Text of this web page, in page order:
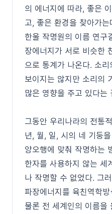
의 에너지에 따라, 좋은
고, 좋은 환경을 찾아가
한울 작명원의 이름 연구
장에너지가 서로 비슷한
으로 통계가 나온다. 소리
보이지는 않지만 소리의
많은 영향을 주고 있다는
그동안 우리나라의 전통
년, 월, 일, 시의 네 기둥
양오행에 맞춰 작명하는
한자를 사용하지 않는 세
나 작명할 수 없었다. 그
파장에너지를 육친역학
물론 전 세계인의 이름을